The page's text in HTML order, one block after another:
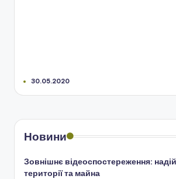
30.05.2020
Новини
Зовнішнє відеоспостереження:
території та майна